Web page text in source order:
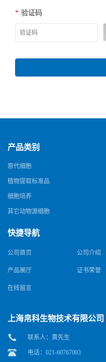
* 验证码
产品类别
原代细胞
植物提取标准品
细胞培养
其它动物源细胞
快捷导航
公司首页 公司介绍
产品展厅 证书荣誉
在线留言
上海帛科生物技术有限公司
联系人：黄先生
电话：021-60767003